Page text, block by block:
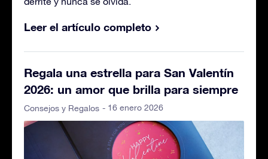
Leer el artículo completo
Regala una estrella para San Valentín
2026: un amor que brilla para siempre
Consejos y Regalos - 16 enero 2026